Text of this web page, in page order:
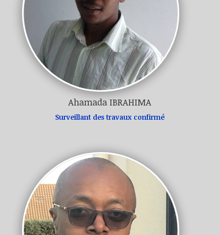
Ahamada IBRAHIMA
Surveillant des travaux confirmé